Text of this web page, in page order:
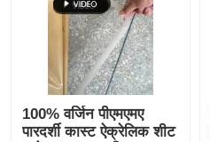
100% वर्जिन पीएमएमए
पारदर्शी कास्ट ऐक्रेलिक शीट